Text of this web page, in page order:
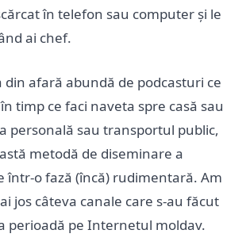
în telefon sau computer și le
ai chef.
afară abundă de podcasturi ce
timp ce faci naveta spre casă sau
personală sau transportul public,
metodă de diseminare a
într-o fază (încă) rudimentară. Am
jos câteva canale care s-au făcut
perioadă pe Internetul moldav.